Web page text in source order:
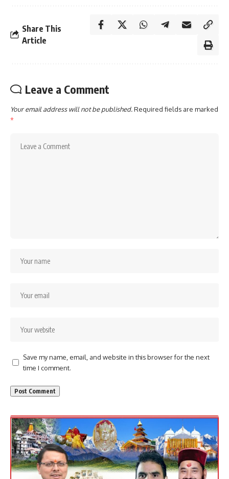
Share This
Article
Leave a Comment
Your email address will not be published.Required fields are marked
*
Save my name, email, and website in this browser for the next
time I comment.